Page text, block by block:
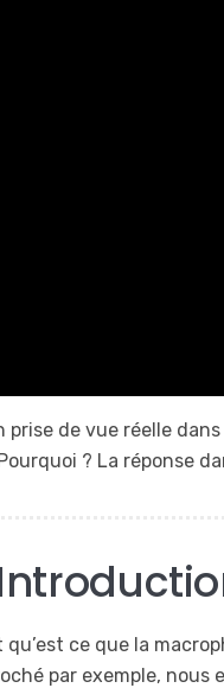
de vue réelle dans
? La réponse
qu’est ce que la
par exemple,